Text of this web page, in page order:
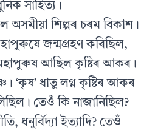
সাহিত্য।
অসমীয়া শিল্পৰ চৰম বিকাশ।
জন্মগ্ৰহণ কৰিছিল,
আছিল কৃষ্টিৰ আকৰ।
‘কৃষ’ ধাতু লগ্ন কৃষ্টিৰ আকৰ
তেওঁ কি নাজানিছিল?
ধনুৰ্বিদ্যা ইত্যাদি? তেওঁ